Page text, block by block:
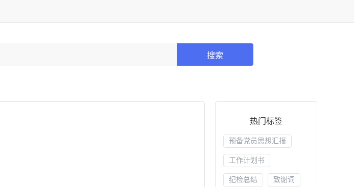
搜索
热门标签
预备党员思想汇报
工作计划书
纪检总结 致谢词